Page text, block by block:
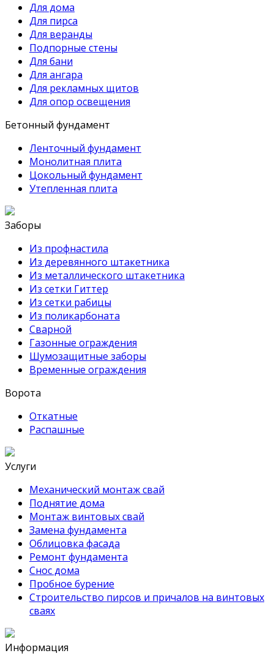
Для дома
Для пирса
Для веранды
Подпорные стены
Для бани
Для ангара
Для рекламных щитов
Для опор освещения
Бетонный фундамент
Ленточный фундамент
Монолитная плита
Цокольный фундамент
Утепленная плита
Заборы
Из профнастила
Из деревянного штакетника
Из металлического штакетника
Из сетки Гиттер
Из сетки рабицы
Из поликарбоната
Сварной
Газонные ограждения
Шумозащитные заборы
Временные ограждения
Ворота
Откатные
Распашные
Услуги
Механический монтаж свай
Поднятие дома
Монтаж винтовых свай
Замена фундамента
Облицовка фасада
Ремонт фундамента
Снос дома
Пробное бурение
Строительство пирсов и причалов на винтовых
сваях
Информация